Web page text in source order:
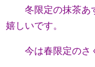
冬限定の抹茶あず
嬉しいです。
今は春限定のさく